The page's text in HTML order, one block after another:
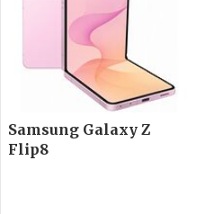
Samsung Galaxy Z
Flip8